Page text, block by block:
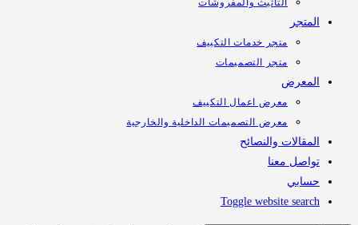
التأثيث والمفروشات
متجر خدمات التكييف
متجر التصميمات
معرض اعمال التكييف
معرض التصميمات الداخلية والخارجية
والنصائح
معنا
Toggle website